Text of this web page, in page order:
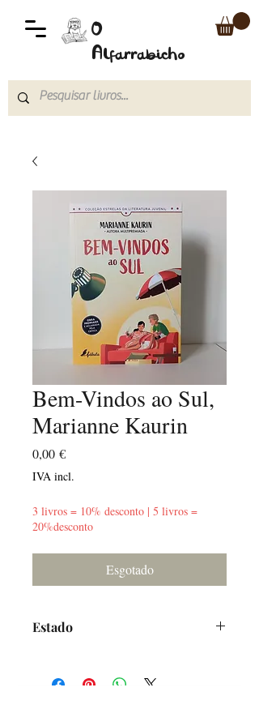
O
Alfarrabicho
Bem-Vindos ao Sul,
Marianne Kaurin
0,00 €Preço
IVA incl.
3 livros = 10% desconto | 5 livros =
20%desconto
Esgotado
Estado